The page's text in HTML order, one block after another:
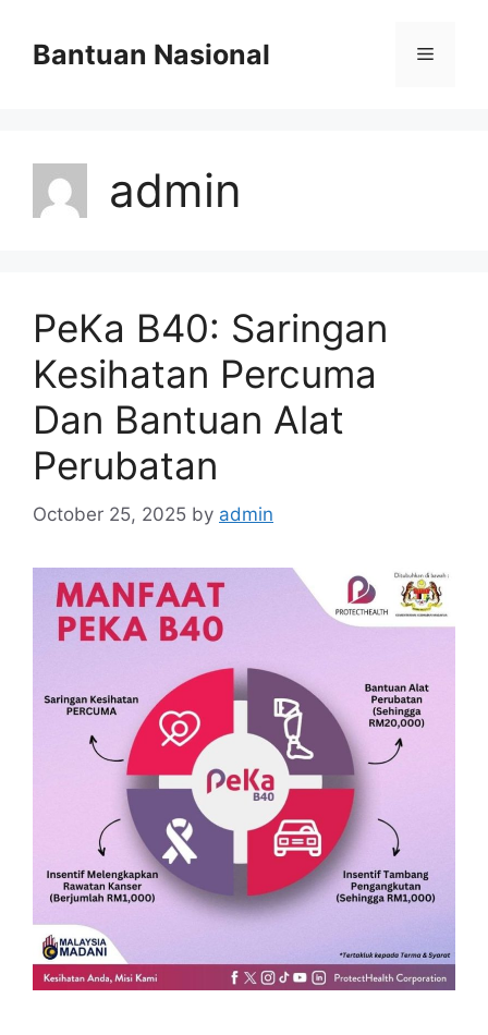
contentBantuan Nasional Menu
admin
PeKa B40: Saringan
Kesihatan Percuma
Dan Bantuan Alat
Perubatan
October 25, 2025 by admin